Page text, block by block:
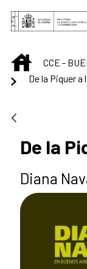
Saltar al
INICIO
CCE -
De la Piquer a
De la
Diana